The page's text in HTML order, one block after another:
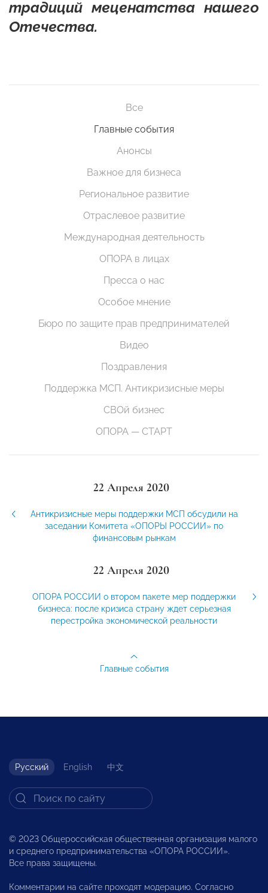
традиций меценатства нашего
Отечества.
Все
Главные события
Анонсы
Важное для бизнеса
Региональное развитие
Отраслевое развитие
Международная деятельность
ОПОРА в лицах
Пресса о нас
Особое мнение
Бюро по защите прав предпринимателей
Видео
Поздравления
Поддержка МСП. Антикризисные меры
СВОй бизнес
ОПОРА — СТАРТ
22 Апреля 2020
Антикризисные меры поддержки МСП обсудили на
заседании Комитета «ОПОРЫ РОССИИ» по
финансовым рынкам
22 Апреля 2020
ОПОРА РОССИИ о втором пакете мер поддержки
бизнеса: после кризиса страну ждет серьезная
перестройка экономической реальности
Главные события
Русский English 中文
© 2023 Общероссийская общественная организация малого
и среднего предпринимательства «ОПОРА РОССИИ».
Все права защищены.
Комментарии на сайте проходят модерацию. Согласно